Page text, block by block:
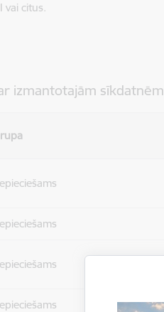
vai citus.
izmantotajām sīkdatnēm